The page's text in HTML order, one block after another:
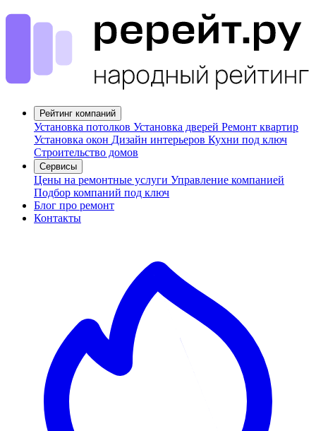
Рейтинг компаний
Установка потолков Установка дверей Ремонт квартир
Установка окон Дизайн интерьеров Кухни под ключ
Строительство домов
Сервисы
Цены на ремонтные услуги Управление компанией
Подбор компаний под ключ
Блог про ремонт
Контакты